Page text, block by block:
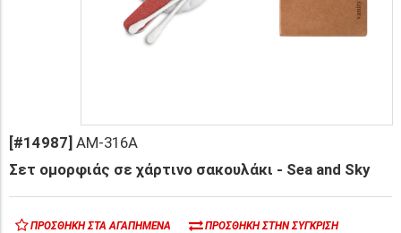
[#14987] AM-316A
Σετ ομορφιάς σε χάρτινο σακουλάκι - Sea and Sky
ΠΡΟΣΘΉΚΗ ΣΤΑ ΑΓΑΠΗΜΈΝΑ ΠΡΟΣΘΉΚΗ ΣΤΗΝ ΣΎΓΚΡΙΣΗ